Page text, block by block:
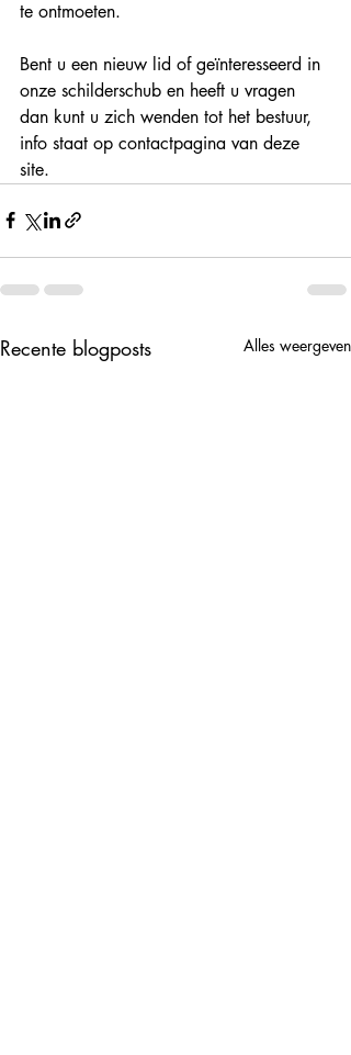
te ontmoeten.
Bent u een nieuw lid of geïnteresseerd in
onze schilderschub en heeft u vragen
dan kunt u zich wenden tot het bestuur,
info staat op contactpagina van deze
site.
Recente blogposts Alles weergeven